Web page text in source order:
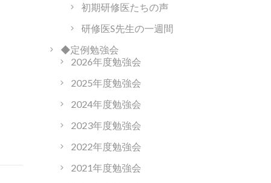
初期研修医たちの声
研修医S先生の一週間
◆定例勉強会
2026年度勉強会
2025年度勉強会
2024年度勉強会
2023年度勉強会
2022年度勉強会
2021年度勉強会